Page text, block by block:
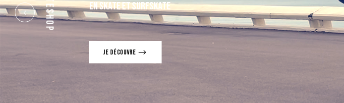
ENSKATEETSURFSKATE
JE DÉCOUVRE